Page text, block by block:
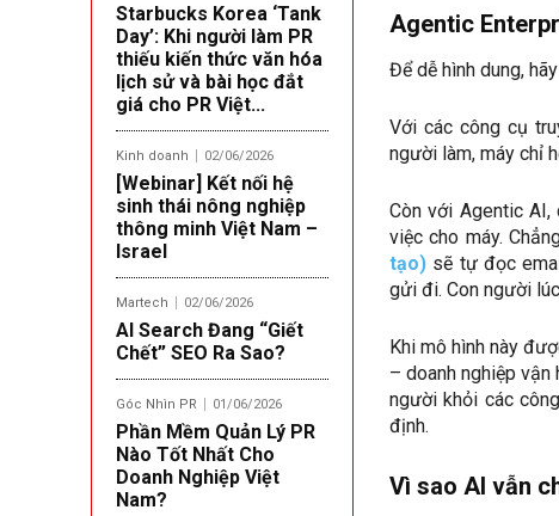
Starbucks Korea ‘Tank
Day’: Khi người làm PR
thiếu kiến thức văn hóa
lịch sử và bài học đắt
giá cho PR Việt...
Kinh doanh 02/06/2026
[Webinar] Kết nối hệ
sinh thái nông nghiệp
thông minh Việt Nam –
Israel
Martech 02/06/2026
AI Search Đang “Giết
Chết” SEO Ra Sao?
Góc Nhìn PR 01/06/2026
Phần Mềm Quản Lý PR
Nào Tốt Nhất Cho
Doanh Nghiệp Việt
Nam?
Agentic
Để dễ hình dung,
Với các công cụ
người làm, máy chỉ
Còn với Agentic AI,
việc cho máy.
tạo) sẽ tự đọc
gửi đi. Con người
Khi mô hình này
– doanh nghiệp
người khỏi các
định.
Vì sao AI vẫn